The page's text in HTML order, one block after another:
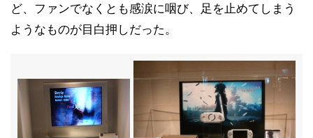
ど、ファンでなくとも感涙に咽び、足を止めてしまう
ようなものが目白押しだった。